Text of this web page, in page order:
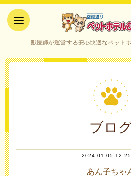
ケア｜山口県
獣医師が運営する安心快適なペット
ブロ
2024-01-05
あん子ちゃ